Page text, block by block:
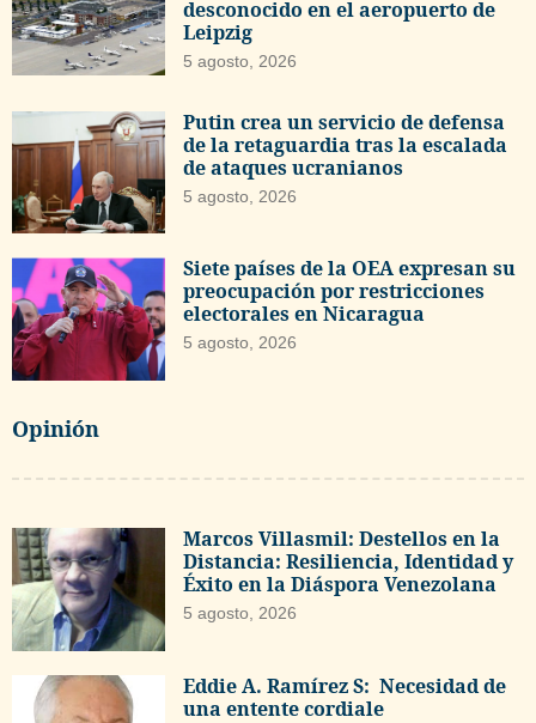
desconocido en el aeropuerto de
Leipzig
5 agosto, 2026
Putin crea un servicio de defensa
de la retaguardia tras la escalada
de ataques ucranianos
5 agosto, 2026
Siete países de la OEA expresan su
preocupación por restricciones
electorales en Nicaragua
5 agosto, 2026
Opinión
Marcos Villasmil: Destellos en la
Distancia: Resiliencia, Identidad y
Éxito en la Diáspora Venezolana
5 agosto, 2026
Eddie A. Ramírez S: Necesidad de
una entente cordiale